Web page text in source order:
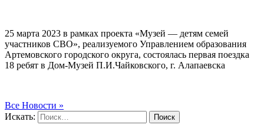
25 марта 2023 в рамках проекта «Музей — детям семей
участников СВО», реализуемого Управлением образования
Артемовского городского округа, состоялась первая поездка
18 ребят в Дом-Музей П.И.Чайковского, г. Алапаевска
Все Новости »
Искать:
Поиск